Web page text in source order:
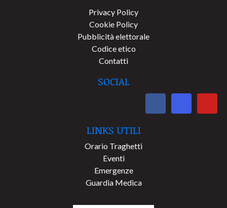
Privacy Policy
Cookie Policy
Pubblicità elettorale
Codice etico
Contatti
SOCIAL
LINKS UTILI
Orario Traghetti
Eventi
Emergenze
Guardia Medica